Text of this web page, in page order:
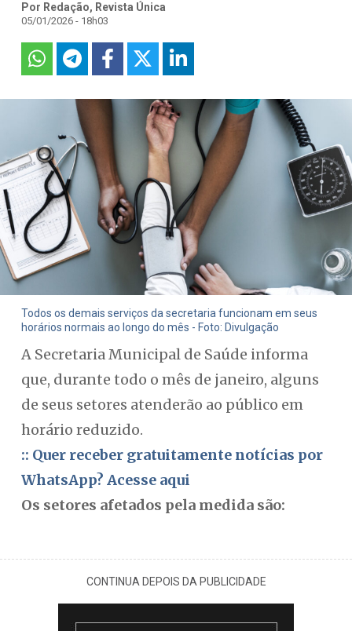
Por Redação, Revista Única
05/01/2026 - 18h03
Todos os demais serviços da secretaria funcionam em seus
horários normais ao longo do mês - Foto: Divulgação
A Secretaria Municipal de Saúde informa
que, durante todo o mês de janeiro, alguns
de seus setores atenderão ao público em
horário reduzido.
:: Quer receber gratuitamente notícias por
WhatsApp? Acesse aqui
Os setores afetados pela medida são:
CONTINUA DEPOIS DA PUBLICIDADE